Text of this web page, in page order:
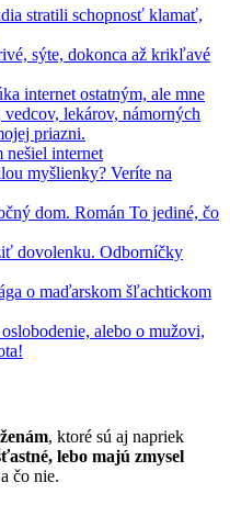
stratili schopnosť klamať,
sýte, dokonca až krikľavé
internet ostatným, ale mne
lekárov, námorných
priazni.
internet
myšlienky? Veríte na
dom. Román To jediné, čo
dovolenku. Odborníčky
o maďarskom šľachtickom
alebo o mužovi,
, ktoré sú aj napriek
lebo majú zmysel
čo nie.